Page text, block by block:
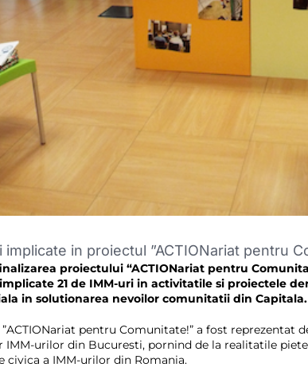
in proiectul ”ACTIONariat pentru
proiectului “ACTIONariat pentru
21 de IMM-uri in activitatile si proiectele
in solutionarea nevoilor comunitatii din Capitala.
pentru Comunitate!” a fost
urilor din Bucuresti, pornind de la realitatile
civica a IMM-urilor din Romania.